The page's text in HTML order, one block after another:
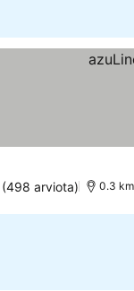
(498 arviota) 0.3